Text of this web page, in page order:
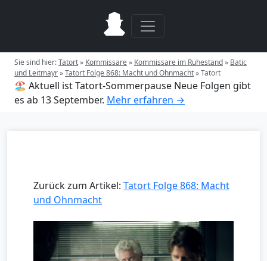
Sie sind hier:Tatort» Kommissare» Kommissare im Ruhestand» Batic
und Leitmayr»Tatort Folge 868: Macht und Ohnmacht»Tatort
🏖️ Aktuell ist Tatort-Sommerpause Neue Folgen gibt
es ab 13 September. Mehr erfahren →
Zurück zum Artikel: Tatort Folge 868: Macht
und Ohnmacht